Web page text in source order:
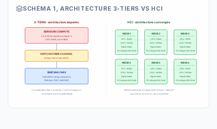
SCHÉMA 1, ARCHITECTURE 3-TIERS VS HCI
3-TIERS · architecture séparée
SERVEURS COMPUTE
3 à 8 hôtes vSphere ou Hyper-V
(CPU, RAM, carte HBA)
SWITCHES FIBRE CHANNEL
zoning, fabric redondant
BAIE SAN / NAS
LUN, RAID, tiering, snapshots
(NetApp, EMC, Dell EMC)
3 couches séparées, 3 consoles, 3 contrats support
complexité opérationnelle élevée
HCI · architecture convergée
NŒUD1
CPU · RAM
SSD / NVMe
Hyperviseur
Stockage distribué
NŒUD2
CPU · RAM
SSD / NVMe
Hyperviseur
Stockage distribué
NŒUD3
CPU · RAM
SSD / NVMe
Hyperviseur
Stockage distribué
NŒUD4
CPU · RAM
SSD / NVMe
Hyperviseur
Stockage distribué
NŒUD5
CPU · RAM
SSD / NVMe
Hyperviseur
Stockage distribué
NŒUD6
CPU · RAM
SSD / NVMe
Hyperviseur
Stockage distribué
Nœuds identiques, stockage distribué par réseau IP
une console, un contrat, une compétence